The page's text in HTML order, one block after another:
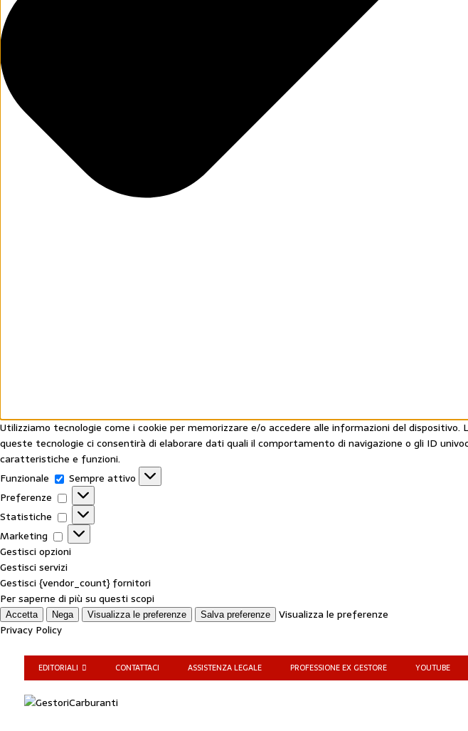
Utilizziamo tecnologie come i cookie per memorizzare e/o accedere alle informazioni del
queste tecnologie ci consentirà di elaborare dati quali il comportamento di navigazione o gli ID
caratteristiche e funzioni.
Funzionale
Sempre attivo
Preferenze
Statistiche
Marketing
Gestisci opzioni
Gestisci servizi
Gestisci {vendor_count} fornitori
Per saperne di più su questi scopi
Accetta Nega Visualizza le preferenze Salva preferenze
Visualizza le preferenze
Privacy Policy
EDITORIALI CONTATTACI ASSISTENZA LEGALE PROFESSIONE EX GESTORE YOUTUBE